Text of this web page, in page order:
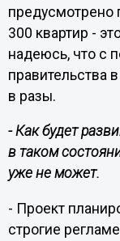
предусмотрено
300 квартир -
надеюсь, что с
правительства
в разы.
- Как будет
в таком
уже не может.
- Проект
строгие